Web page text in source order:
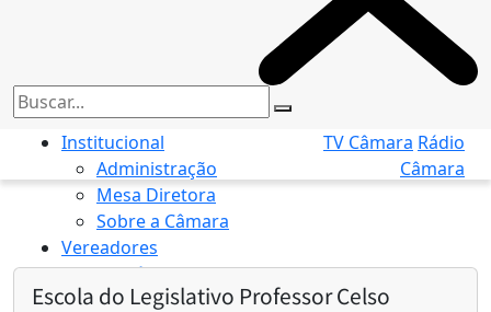
Institucional
Administração
Mesa Diretora
Sobre a Câmara
Vereadores
Transparência
TV Câmara Rádio
Câmara
Escola do Legislativo Professor Celso